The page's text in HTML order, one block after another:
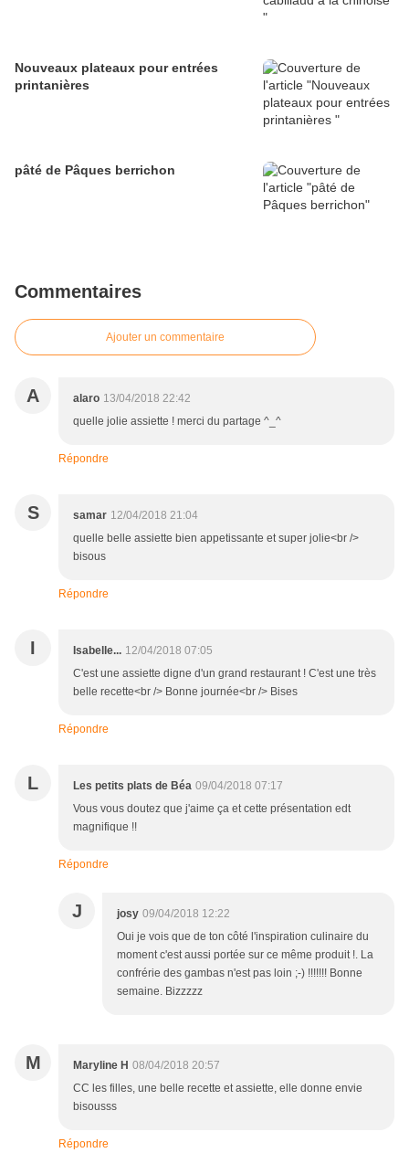
Nouveaux plateaux pour entrées
printanières
pâté de Pâques berrichon
Commentaires
Ajouter un commentaire
A alaro 13/04/2018 22:42
quelle jolie assiette ! merci du partage ^_^
Répondre
S samar 12/04/2018 21:04
quelle belle assiette bien appetissante et super jolie<br />
bisous
Répondre
I Isabelle... 12/04/2018 07:05
C'est une assiette digne d'un grand restaurant ! C'est une très
belle recette<br /> Bonne journée<br /> Bises
Répondre
L Les petits plats de Béa 09/04/2018 07:17
Vous vous doutez que j'aime ça et cette présentation edt
magnifique !!
Répondre
J josy 09/04/2018 12:22
Oui je vois que de ton côté l'inspiration culinaire du
moment c'est aussi portée sur ce même produit !. La
confrérie des gambas n'est pas loin ;-) !!!!!!! Bonne
semaine. Bizzzzz
M Maryline H 08/04/2018 20:57
CC les filles, une belle recette et assiette, elle donne envie
bisousss
Répondre